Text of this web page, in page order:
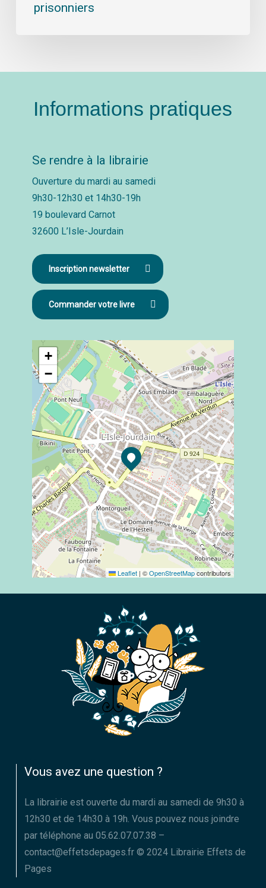
prisonniers
Informations pratiques
Se rendre à la librairie
Ouverture du mardi au samedi
9h30-12h30 et 14h30-19h
19 boulevard Carnot
32600 L’Isle-Jourdain
Inscription newsletter
Commander votre livre
+
−
Leaflet | ©OpenStreetMapcontributors
Vous avez une question ?
La librairie est ouverte du mardi au samedi de 9h30 à
12h30 et de 14h30 à 19h. Vous pouvez nous joindre
par téléphone au 05.62.07.07.38 –
contact@effetsdepages.fr © 2024 Librairie Effets de
Pages